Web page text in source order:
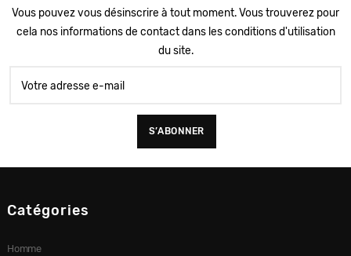
Vous pouvez vous désinscrire à tout moment. Vous trouverez pour
cela nos informations de contact dans les conditions d'utilisation
du site.
Catégories
Homme